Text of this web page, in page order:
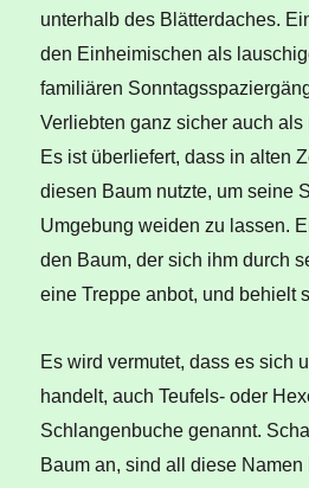
unterhalb des Blätterdaches.
den Einheimischen als
familiären
Verliebten ganz sicher auch als
Es ist überliefert, dass in alten
diesen Baum nutzte, um seine
Umgebung weiden zu lassen.
den Baum, der sich ihm durch
eine Treppe anbot, und behielt
Es wird vermutet, dass es sich
handelt, auch Teufels- oder
Schlangenbuche genannt.
Baum an, sind all diese